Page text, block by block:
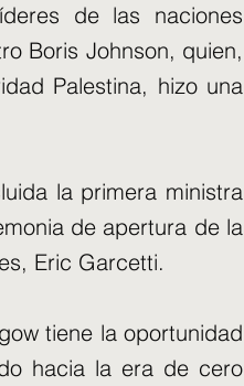
de las naciones
Boris Johnson, quien,
Palestina, hizo una
la primera ministra
de apertura de la
Eric Garcetti.
tiene la oportunidad
hacia la era de cero